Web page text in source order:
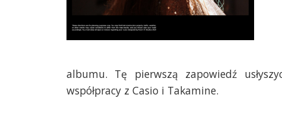
albumu. Tę pierwszą zapowiedź
współpracy z Casio i Takamine.